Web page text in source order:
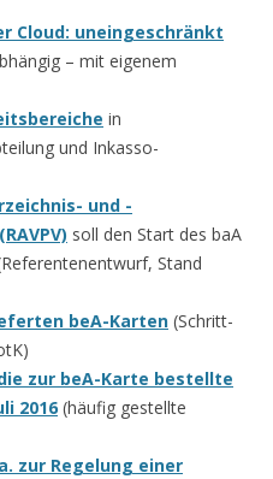
Cloud: uneingeschränkt
– mit eigenem
in
und Inkasso-
und -
soll den Start des baA
Stand
beA-Karten (Schritt-
zur beA-Karte bestellte
2016 (häufig gestellte
zur Regelung einer